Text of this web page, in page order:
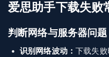
爱思助手下载失败
判断网络与服务器问题
识别网络波动：下载失